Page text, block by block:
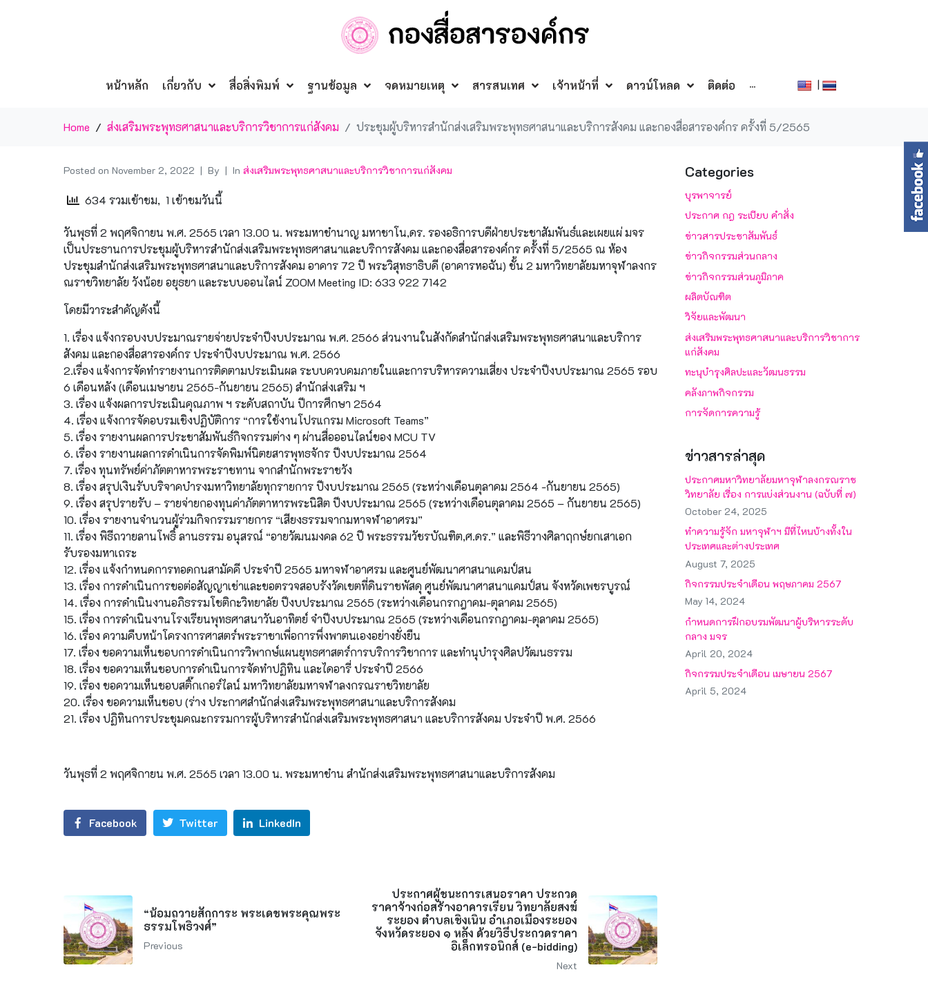
หน้าหลัก เกี่ยวกับ สื่อสิ่งพิมพ์ ฐานข้อมูล จดหมายเหตุ สารสนเทศ เจ้าหน้าที่ ดาวน์โหลด ติดต่อ ··· |
Home ส่งเสริมพระพุทธศาสนาและบริการวิชาการแก่สังคม ประชุมผู้บริหารสำนักส่งเสริมพระพุทธศาสนาและบริการสังคม และกองสื่อสารองค์กร ครั้งที่ 5/2565
Posted on November 2, 2022 By In ส่งเสริมพระพุทธศาสนาและบริการวิชาการแก่สังคม
634 รวมเข้าชม, 1 เข้าชมวันนี้
วันพุธที่ 2 พฤศจิกายน พ.ศ. 2565 เวลา 13.00 น. พระมหาชำนาญ มหาชาโน,ดร. รองอธิการบดีฝ่ายประชาสัมพันธ์และเผยแผ่ มจร
เป็นประธานการประชุมผู้บริหารสำนักส่งเสริมพระพุทธศาสนาและบริการสังคม และกองสื่อสารองค์กร ครั้งที่ 5/2565 ณ ห้อง
ประชุมสำนักส่งเสริมพระพุทธศาสนาและบริการสังคม อาคาร 72 ปี พระวิสุทธาธิบดี (อาคารหอฉัน) ชั้น 2 มหาวิทยาลัยมหาจุฬาลงกร
ณราขวิทยาลัย วังน้อย อยุธยา และระบบออนไลน์ ZOOM Meeting ID: 633 922 7142
โดยมีวาระสำคัญดังนี้
1. เรื่อง แจ้งกรอบงบประมาณรายจ่ายประจำปีงบประมาณ พ.ศ. 2566 ส่วนงานในสังกัดสำนักส่งเสริมพระพุทธศาสนาและบริการ
สังคม และกองสื่อสารองค์กร ประจำปีงบประมาณ พ.ศ. 2566
2.เรื่อง แจ้งการจัดทำรายงานการติดตามประเมินผล ระบบควบคมภายในและการบริหารความเสี่ยง ประจำปีงบประมาณ 2565 รอบ
6 เดือนหลัง (เดือนเมษายน 2565-กันยายน 2565) สำนักส่งเสริม ฯ
3. เรื่อง แจ้งผลการประเมินคุณภาพ ฯ ระดับสถาบัน ปีการศึกษา 2564
4. เรื่อง แจ้งการจัดอบรมเชิงปฏิบัติการ “การใช้งานโปรแกรม Microsoft Teams”
5. เรื่อง รายงานผลการประชาสัมพันธ์กิจกรรมต่าง ๆ ผ่านสื่อออนไลน์ของ MCU TV
6. เรื่อง รายงานผลการดำเนินการจัดพิมพ์นิตยสารพุทธจักร ปีงบประมาณ 2564
7. เรื่อง ทุนทรัพย์ค่าภัตตาหารพระราชทาน จากสำนักพระราชวัง
8. เรื่อง สรุปเงินรับบริจาคบำรงมหาวิทยาลัยทุกรายการ ปีงบประมาณ 2565 (ระหว่างเดือนตุลาคม 2564 -กันยายน 2565)
9. เรื่อง สรุปรายรับ – รายจ่ายกองทุนค่าภัตตาหารพระนิสิต ปีงบประมาณ 2565 (ระหว่างเดือนตุลาคม 2565 – กันยายน 2565)
10. เรื่อง รายงานจำนวนผู้ร่วมกิจกรรมรายการ “เสียงธรรมจากมหาจฬาอาศรม”
11. เรื่อง พิธีถวายลานโพธิ์ ลานธรรม อนุสรณ์ “อายวัฒนมงคล 62 ปี พระธรรมวัชรบัณฑิต,ศ.ดร.” และพิธีวางศิลาฤกษ์ยกเสาเอก
รับรองมหาเถระ
12. เรื่อง แจ้งกำหนดการทอดกนสามัคคี ประจำปี 2565 มหาจฬาอาศรม และศูนย์พัฒนาศาสนาแคมป์สน
13. เรื่อง การดำเนินการขอต่อสัญญาเช่าและขอตรวจสอบรังวัดเขตที่ดินราชพัสดุ ศูนย์พัฒนาศาสนาแคมป์สน จังหวัดเพชรบูรณ์
14. เรื่อง การดำเนินงานอภิธรรมโชติกะวิทยาลัย ปีงบประมาณ 2565 (ระหว่างเดือนกรกฎาคม-ตุลาคม 2565)
15. เรื่อง การดำเนินงานโรงเรียนพุทธศาสนาวันอาทิตย์ จำปีงบประมาณ 2565 (ระหว่างเดือนกรกฎาคม-ตุลาคม 2565)
16. เรื่อง ความคืบหน้าโครงการศาสตร์พระราชาเพื่อการพึ่งพาตนเองอย่างยั่งยืน
17. เรื่อง ขอความเห็นชอบการดำเนินการวิพากษ์แผนยุทธศาสตร์การบริการวิชาการ และทำนุบำรุงศิลปวัฒนธรรม
18. เรื่อง ขอความเห็นชอบการดำเนินการจัดทำปฏิทิน และไดอารี่ ประจำปี 2566
19. เรื่อง ขอความเห็นชอบสติ๊กเกอร์ไลน์ มหาวิทยาลัยมหาจฬาลงกรณราชวิทยาลัย
20. เรื่อง ขอความเห็นชอบ (ร่าง ประกาศสำนักส่งเสริมพระพุทธศาสนาและบริการสังคม
21. เรื่อง ปฏิทินการประชุมคณะกรรมการผู้บริหารสำนักส่งเสริมพระพุทธศาสนา และบริการสังคม ประจำปี พ.ศ. 2566
วันพุธที่ 2 พฤศจิกายน พ.ศ. 2565 เวลา 13.00 น. พระมหาชำน สำนักส่งเสริมพระพุทธศาสนาและบริการสังคม
Facebook Twitter LinkedIn
“น้อมถวายสักการะ พระเดชพระคุณพระ
ธรรมโพธิวงศ์”
Previous
ประกาศผู้ชนะการเสนอราคา ประกวด
ราคาจ้างก่อสร้างอาคารเรียน วิทยาลัยสงฆ์
ระยอง ตำบลเชิงเนิน อำเภอเมืองระยอง
จังหวัดระยอง ๑ หลัง ด้วยวิธีประกวดราคา
อิเล็กทรอนิกส์ (e-bidding)
Next
Categories
บุรพาจารย์
ประกาศ กฎ ระเบียบ คำสั่ง
ข่าวสารประชาสัมพันธ์
ข่าวกิจกรรมส่วนกลาง
ข่าวกิจกรรมส่วนภูมิภาค
ผลิตบัณฑิต
วิจัยและพัฒนา
ส่งเสริมพระพุทธศาสนาและบริการวิชาการ
แก่สังคม
ทะนุบำรุงศิลปะและวัฒนธรรม
คลังภาพกิจกรรม
การจัดการความรู้
ข่าวสารล่าสุด
ประกาศมหาวิทยาลัยมหาจุฬาลงกรณราช
วิทยาลัย เรื่อง การแบ่งส่วนงาน (ฉบับที่ ๗)
October 24, 2025
ทำความรู้จัก มหาจุฬาฯ มีที่ไหนบ้างทั้งใน
ประเทศและต่างประเทศ
August 7, 2025
กิจกรรมประจำเดือน พฤษภาคม 2567
May 14, 2024
กำหนดการฝึกอบรมพัฒนาผู้บริหารระดับ
กลาง มจร
April 20, 2024
กิจกรรมประจำเดือน เมษายน 2567
April 5, 2024